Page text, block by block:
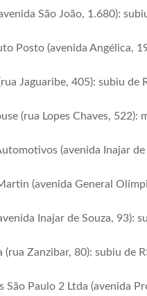
São João, 1.680):
Posto (avenida Angélica,
Jaguaribe, 405): subiu de
(rua Lopes Chaves, 522):
(avenida Inajar
(avenida General
Inajar de Souza, 93):
Zanzibar, 80): subiu de
São Paulo 2 Ltda (avenida